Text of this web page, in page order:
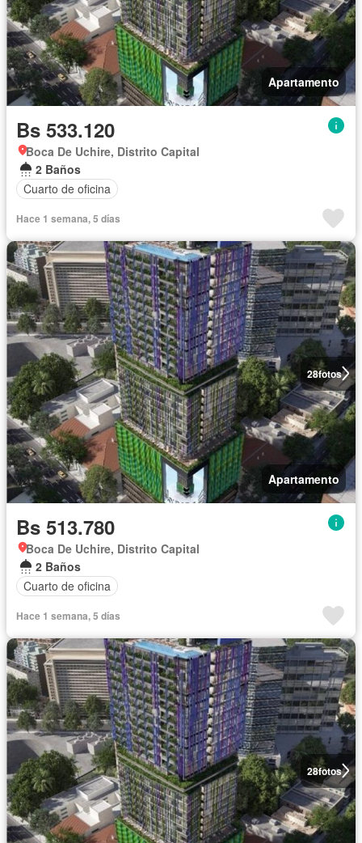
Apartamento
Bs 533.120
Boca De Uchire, Distrito Capital
2 Baños
Cuarto de oficina
Hace 1 semana, 5 días
28fotos
Apartamento
Bs 513.780
Boca De Uchire, Distrito Capital
2 Baños
Cuarto de oficina
Hace 1 semana, 5 días
28fotos